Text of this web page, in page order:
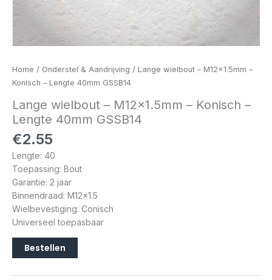
Home / Onderstel & Aandrijving / Lange wielbout – M12x1.5mm –
Konisch – Lengte 40mm GSSB14
Lange wielbout – M12x1.5mm – Konisch –
Lengte 40mm GSSB14
€2.55
Lengte: 40
Toepassing: Bout
Garantie: 2 jaar
Binnendraad: M12x1.5
Wielbevestiging: Conisch
Universeel toepasbaar
Bestellen